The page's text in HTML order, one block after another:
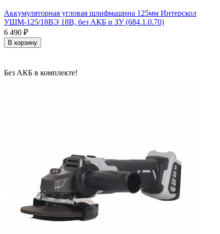
Аккумуляторная угловая шлифмашина 125мм Интерскол
УШМ-125/18ВЭ 18В, без АКБ и ЗУ (684.1.0.70)
6 490 ₽
В корзину
Без АКБ в комплекте!